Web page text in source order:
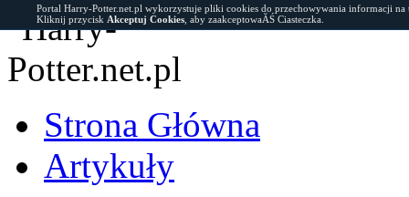
Strona Główna
Artykuły
Portal Harry-Potter.net.pl wykorzystuje pliki cookies do przechowywania informacji
Kliknij przycisk Akceptuj Cookies , aby zaakceptowaĂŚ Ciasteczka.